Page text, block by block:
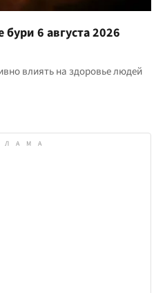
6 августа 2026
влиять на здоровье людей